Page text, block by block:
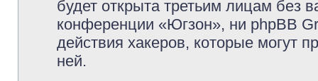
будет открыта третьим лицам без
конференции «Югзон», ни phpBB
действия хакеров, которые могут
ней.